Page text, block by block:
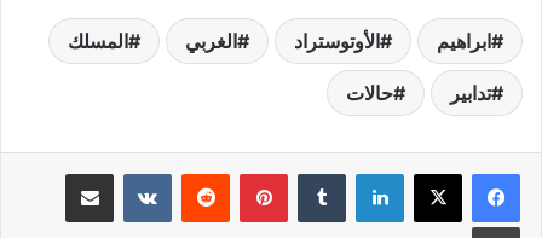
ابراهيم الأوتوستراد الغربي المسلك
تدابير حالات
لينكدإن بينتيريست مشاركة عبر البريد
طباعة